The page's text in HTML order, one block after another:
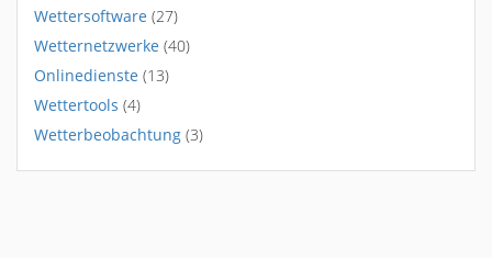
Wettersoftware (27)
Wetternetzwerke (40)
Onlinedienste (13)
Wettertools (4)
Wetterbeobachtung (3)